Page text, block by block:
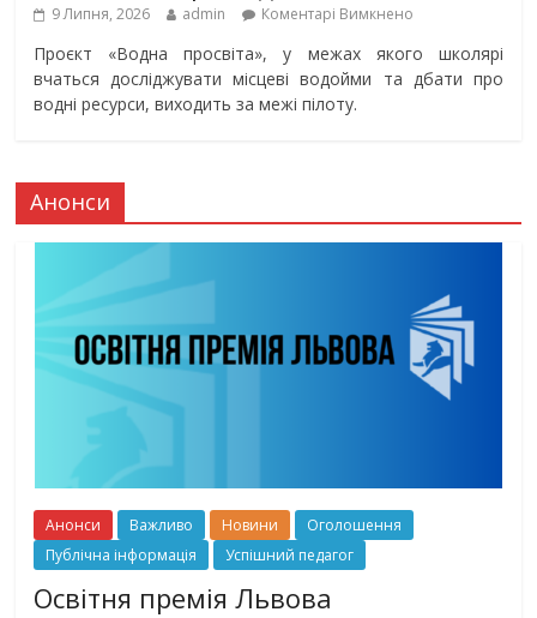
9 Липня, 2026 admin Коментарі Вимкнено
Проєкт «Водна просвіта», у межах якого школярі
вчаться досліджувати місцеві водойми та дбати про
водні ресурси, виходить за межі пілоту.
Анонси
Анонси Важливо Новини
Оголошення
Публічна інформація
Успішний педагог
Освітня премія Львова